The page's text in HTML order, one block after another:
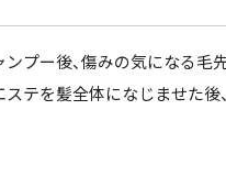
プー後、傷みの気になる毛
テを髪全体になじませた後